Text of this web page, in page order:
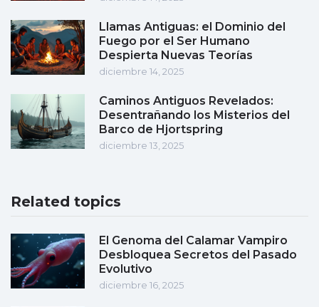
Llamas Antiguas: el Dominio del
Fuego por el Ser Humano
Despierta Nuevas Teorías
diciembre 14, 2025
Caminos Antiguos Revelados:
Desentrañando los Misterios del
Barco de Hjortspring
diciembre 13, 2025
Related topics
El Genoma del Calamar Vampiro
Desbloquea Secretos del Pasado
Evolutivo
diciembre 16, 2025